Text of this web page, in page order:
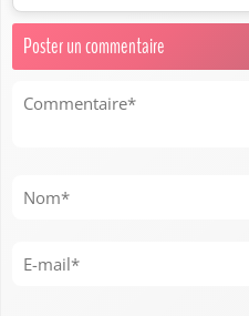
Poster un commentaire